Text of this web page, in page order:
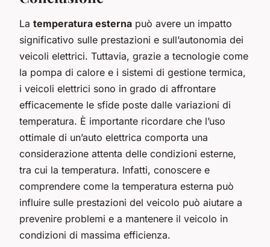
La temperatura esterna può avere un impatto
significativo sulle prestazioni e sull’autonomia dei
veicoli elettrici. Tuttavia, grazie a tecnologie come
la pompa di calore e i sistemi di gestione termica,
i veicoli elettrici sono in grado di affrontare
efficacemente le sfide poste dalle variazioni di
temperatura. È importante ricordare che l’uso
ottimale di un’auto elettrica comporta una
considerazione attenta delle condizioni esterne,
tra cui la temperatura. Infatti, conoscere e
comprendere come la temperatura esterna può
influire sulle prestazioni del veicolo può aiutare a
prevenire problemi e a mantenere il veicolo in
condizioni di massima efficienza.